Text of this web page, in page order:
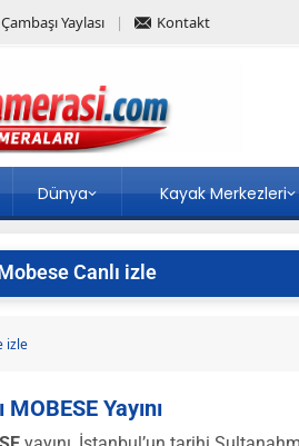
Çambaşı Yaylası Kontakt
Dünya Kayak Merkezleri
Canlı izle
izle
Yayını